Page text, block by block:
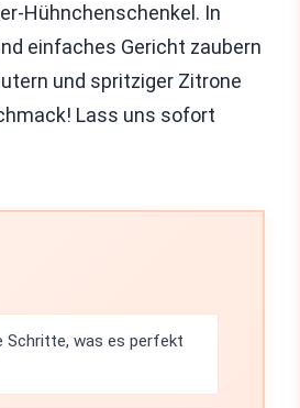
Hühnchenschenkel. In
einfaches Gericht zaubern
und spritziger Zitrone
Lass uns sofort
Schritte, was es perfekt